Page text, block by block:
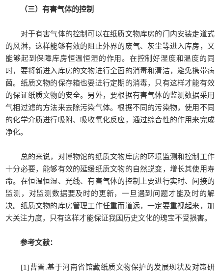
（三）有害气体的控制
对于有害气体的控制可以在纸质文物库房的门内安装走道式
的风淋，这样能够有效的阻止外界的废气、灰尘等进入库房，又
能够起到保障库房恒温恒湿的作用。在控制好湿度和温度的同
时，要将新进入库房的文物进行全面的消毒和清洁，避免携带病
菌。纸质文物的保存箱也要进行定期的消毒，只有这样才能有效
的保证纸质文物的安全。另外，要根据有害气体的监测数据采用
气相过滤的方法来去除污染气体。根据不同的污染物，使用不同
的化学介质进行吸附、吸收氧化反应，通过综合性的作用来完成
净化。
总的来说，对博物馆的纸质文物库房的环境监测和控制工作
十分必要，能够有效的延缓纸质文物的自然蜕变，增长其使用寿
命。在恒温恒湿、光线、有害气体的控制上要进行实时、间接的
监测，对监测数据要及时的更新，一旦遇到问题才能及时的解
决。纸质文物的库房管理工作任重而道远，一定要重视起来，加
大关注力度，只有这样才能保证我国历史文化的瑰宝不受损害。
参考文献：
[1]曹晋.基于河南省馆藏纸质文物保护的发展现状及对策研